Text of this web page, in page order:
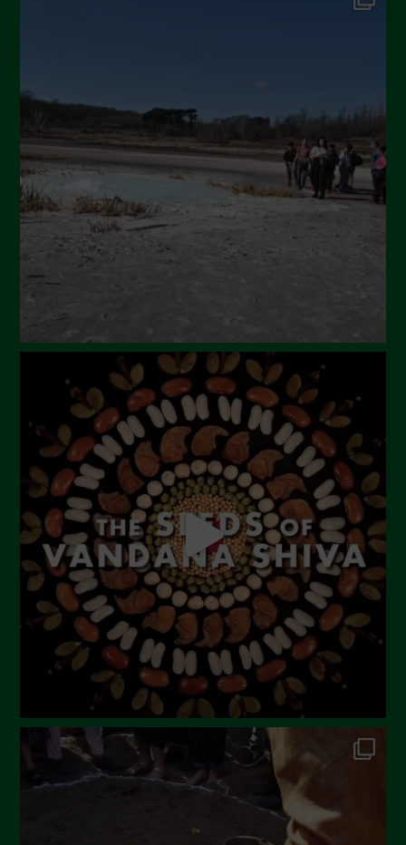
Settembre 2024
Luglio 2024
Maggio 2024
Aprile 2024
Marzo 2024
Febbraio 2024
Ottobre 2023
Settembre 2023
Agosto 2023
Luglio 2023
Giugno 2023
Maggio 2023
Aprile 2023
Marzo 2023
Febbraio 2023
Dicembre 2022
Novembre 2022
Ottobre 2022
Settembre 2022